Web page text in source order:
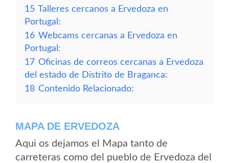
15 Talleres cercanos a Ervedoza en
Portugal:
16 Webcams cercanas a Ervedoza en
Portugal:
17 Oficinas de correos cercanas a Ervedoza
del estado de Distrito de Braganca:
18 Contenido Relacionado:
MAPA DE ERVEDOZA
Aqui os dejamos el Mapa tanto de
carreteras como del pueblo de Ervedoza del